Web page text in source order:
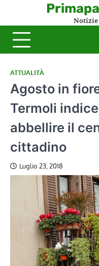
content
Notizie
ATTUALITÀ
Agosto in
Termoli
abbellire il
cittadino
Luglio 23, 2018